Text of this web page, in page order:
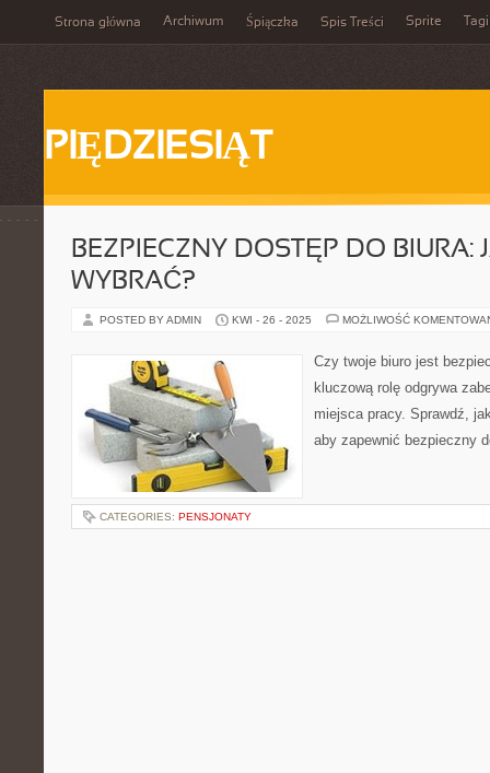
Strona główna Archiwum Śpiączka Spis Treści Sprite Tagi
PIĘDZIESIĄT
BEZPIECZNY DOSTĘP DO BIURA:
WYBRAĆ?
POSTED BY ADMIN KWI - 26 - 2025 MOŻLIWOŚĆ
Czy twoje biuro jest
kluczową rolę odgrywa
miejsca pracy. Sprawdź,
aby zapewnić bezpieczny
CATEGORIES: PENSJONATY